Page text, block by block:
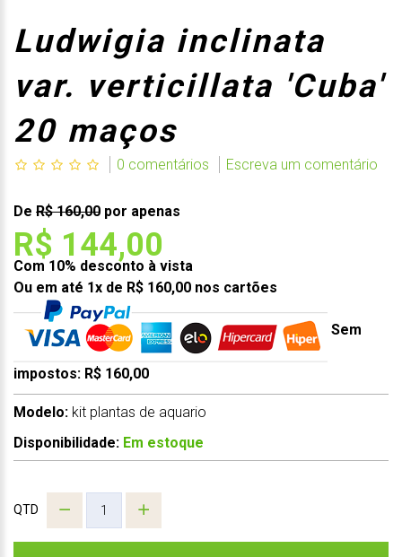
Ludwigia inclinata
var. verticillata 'Cuba'
20 maços
0 comentários Escreva um comentário
De R$ 160,00 por apenas
R$ 144,00
Com 10% desconto à vista
Ou em até 1x de R$ 160,00 nos cartões
Sem
impostos: R$ 160,00
Modelo: kit plantas de aquario
Disponibilidade: Em estoque
QTD